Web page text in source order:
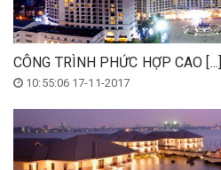
CÔNG TRÌNH PHỨC HỢP CAO [...]
10:55:06 17-11-2017